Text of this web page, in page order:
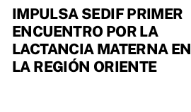
IMPULSA SEDIF PRIMER
ENCUENTRO POR LA
LACTANCIA MATERNA EN
LA REGIÓN ORIENTE